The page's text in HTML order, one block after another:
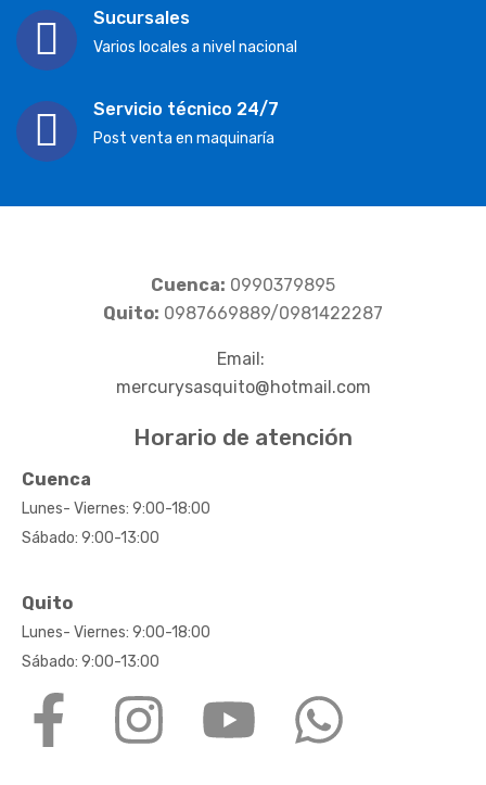
Sucursales
Varios locales a nivel nacional
Servicio técnico 24/7
Post venta en maquinaría
Cuenca: 0990379895
Quito: 0987669889/0981422287
Email:
mercurysasquito@hotmail.com
Horario de atención
Cuenca
Lunes- Viernes: 9:00-18:00
Sábado: 9:00-13:00
Quito
Lunes- Viernes: 9:00-18:00
Sábado: 9:00-13:00